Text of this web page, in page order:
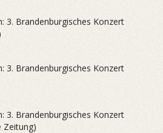
3. Brandenburgisches Konzert
3. Brandenburgisches Konzert
3. Brandenburgisches Konzert
Zeitung)